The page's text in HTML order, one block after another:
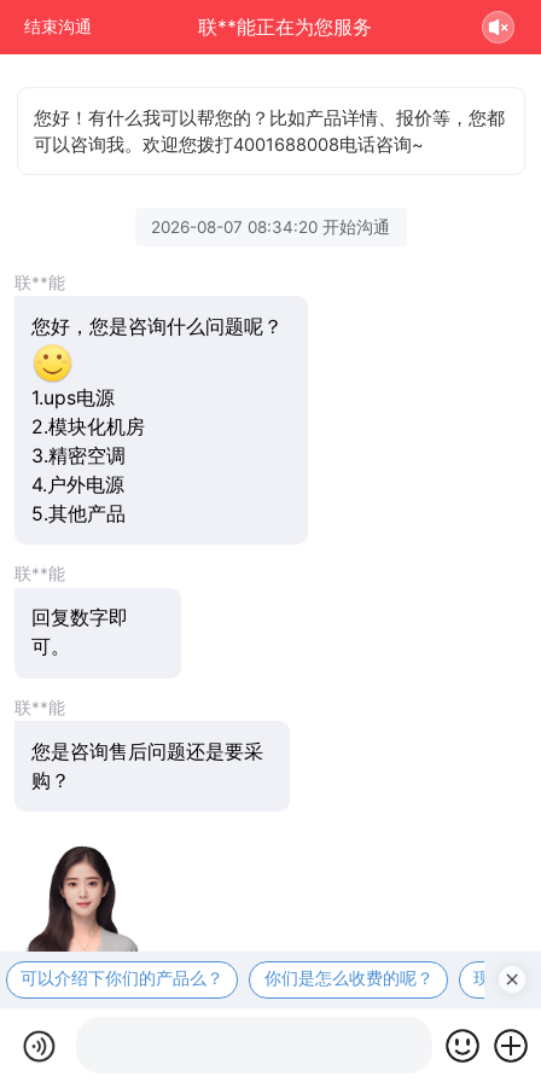
结束沟通 联**能正在为您服务
您好！有什么我可以帮您的？比如产品详情、报价等，您都
可以咨询我。欢迎您拨打4001688008电话咨询~
2026-08-07 08:34:20 开始沟通
联**能
您好，您是咨询什么问题呢？
1.ups电源
2.模块化机房
3.精密空调
4.户外电源
5.其他产品
联**能
回复数字即
可。
联**能
您是咨询售后问题还是要采
购？
可以介绍下你们的产品么？ 你们是怎么收费的呢？ 现在有